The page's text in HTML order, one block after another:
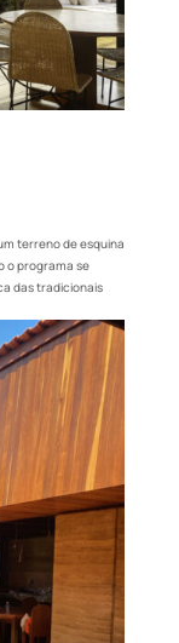
terreno de esquina
o programa se
das tradicionais